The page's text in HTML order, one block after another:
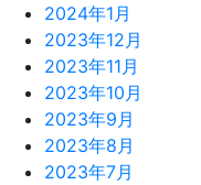
2024年1月
2023年12月
2023年11月
2023年10月
2023年9月
2023年8月
2023年7月